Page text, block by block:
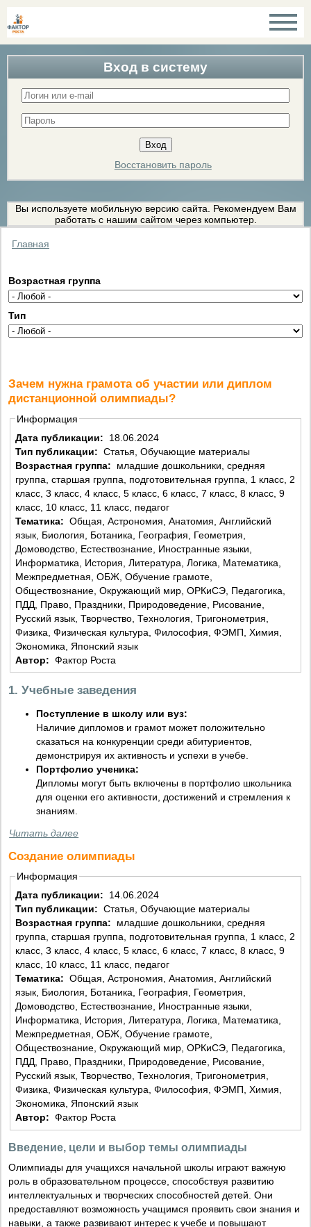
Вход в систему
Восстановить пароль
Вы используете мобильную версию сайта. Рекомендуем Вам
работать с нашим сайтом через компьютер.
Главная
Возрастная группа
Тип
Зачем нужна грамота об участии или диплом
дистанционной олимпиады?
Информация
Дата публикации:
18.06.2024
Тип публикации: Статья, Обучающие материалы
Возрастная группа:
группа, старшая группа, подготовительная группа, 1 класс, 2
класс, 3 класс, 4 класс, 5 класс, 6 класс, 7 класс, 8 класс, 9
класс, 10 класс, 11 класс, педагог
Тематика: Общая, Астрономия, Анатомия, Английский
язык, Биология, Ботаника, География, Геометрия,
Домоводство, Естествознание, Иностранные языки,
Информатика, История, Литература, Логика, Математика,
Межпредметная, ОБЖ, Обучение грамоте,
Обществознание, Окружающий мир, ОРКиСЭ, Педагогика,
ПДД, Право, Праздники, Природоведение, Рисование,
Русский язык, Творчество, Технология, Тригонометрия,
Физика, Физическая культура, Философия, ФЭМП, Химия,
Экономика, Японский язык
Автор: Фактор Роста
1. Учебные заведения
Поступление в школу или вуз:
Наличие дипломов и грамот может положительно
сказаться на конкуренции среди абитуриентов,
демонстрируя их активность и успехи в учебе.
Портфолио ученика:
Дипломы могут быть включены в портфолио школьника
для оценки его активности, достижений и стремления к
знаниям.
Читать далее
Создание олимпиады
Информация
Дата публикации:
14.06.2024
Тип публикации: Статья, Обучающие материалы
Возрастная группа:
группа, старшая группа, подготовительная группа, 1 класс, 2
класс, 3 класс, 4 класс, 5 класс, 6 класс, 7 класс, 8 класс, 9
класс, 10 класс, 11 класс, педагог
Тематика: Общая, Астрономия, Анатомия, Английский
язык, Биология, Ботаника, География, Геометрия,
Домоводство, Естествознание, Иностранные языки,
Информатика, История, Литература, Логика, Математика,
Межпредметная, ОБЖ, Обучение грамоте,
Обществознание, Окружающий мир, ОРКиСЭ, Педагогика,
ПДД, Право, Праздники, Природоведение, Рисование,
Русский язык, Творчество, Технология, Тригонометрия,
Физика, Физическая культура, Философия, ФЭМП, Химия,
Экономика, Японский язык
Автор: Фактор Роста
Введение, цели и выбор темы олимпиады
Олимпиады для учащихся начальной школы играют важную
роль в образовательном процессе, способствуя развитию
интеллектуальных и творческих способностей детей. Они
предоставляют возможность учащимся проявить свои знания и
навыки, а также развивают интерес к учебе и повышают